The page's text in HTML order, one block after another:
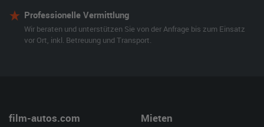
Professionelle Vermittlung
Wir beraten und unterstützen Sie von der Anfrage bis zum Einsatz
vor Ort, inkl. Betreuung und Transport.
film-autos.com Mieten